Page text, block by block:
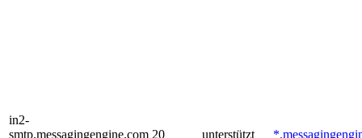
in2-
smtp.messagingengine.com 20 unterstützt